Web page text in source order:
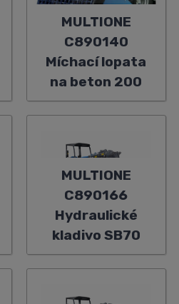
MULTIONE
C890140
Míchací lopata
na beton 200
MULTIONE
C890166
Hydraulické
kladivo SB70